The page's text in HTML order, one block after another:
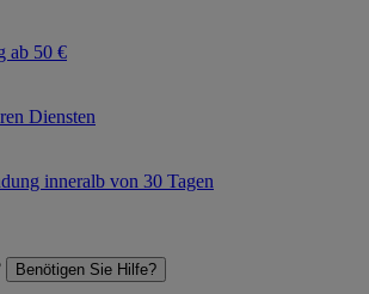
ab 50 €
Diensten
inneralb von 30 Tagen
Benötigen Sie Hilfe?